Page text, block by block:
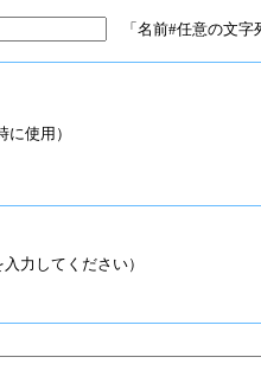
「名前#任意の文字
に使用）
入力してください）